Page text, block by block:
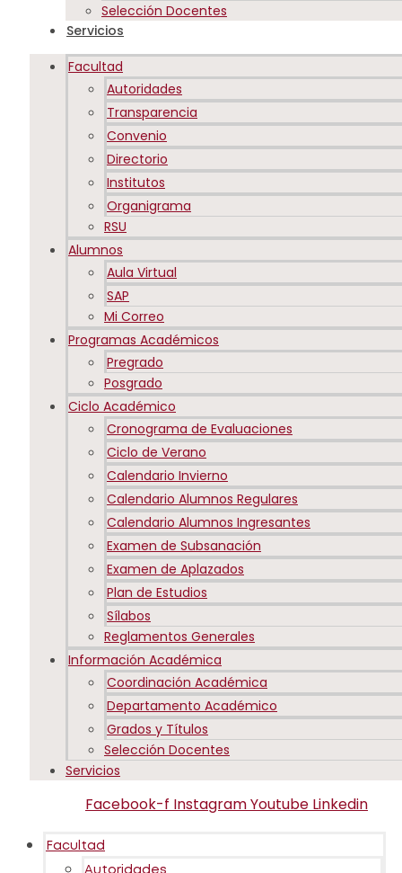
Selección Docentes
Servicios
Facultad
Autoridades
Transparencia
Convenio
Directorio
Institutos
Organigrama
RSU
Alumnos
Aula Virtual
SAP
Mi Correo
Programas Académicos
Pregrado
Posgrado
Ciclo Académico
Cronograma de Evaluaciones
Ciclo de Verano
Calendario Invierno
Calendario Alumnos Regulares
Calendario Alumnos Ingresantes
Examen de Subsanación
Examen de Aplazados
Plan de Estudios
Sílabos
Reglamentos Generales
Información Académica
Coordinación Académica
Departamento Académico
Grados y Títulos
Selección Docentes
Servicios
Facebook-f InstagramYoutube Linkedin
Facultad
Autoridades